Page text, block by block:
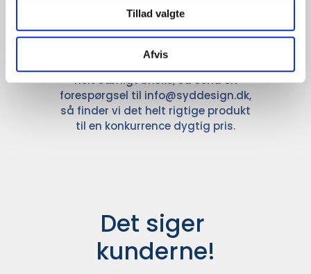
Tillad valgte
Afvis
kun et lille udpluk af de
reklameartikler, vi kan skaffe.
Udvalget er langt større, så har I en
helt særligt ønske, så send en
forespørgsel til info@syddesign.dk,
så finder vi det helt rigtige produkt
til en konkurrence dygtig pris.
Det siger
kunderne!